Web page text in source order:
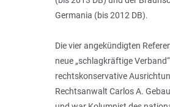
Germania (bis 2012 DB).
Die vier angekündigten
neue „schlagkräftige
rechtskonservative
Rechtsanwalt Carlos A.